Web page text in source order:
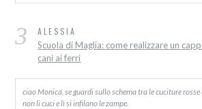
3 ALESSIA
Scuola di Maglia: come realizzare un
cani ai ferri
ciao Monica, se guardi sullo schema tra le cuciture
non li cuci e lì si infilano le zampe.